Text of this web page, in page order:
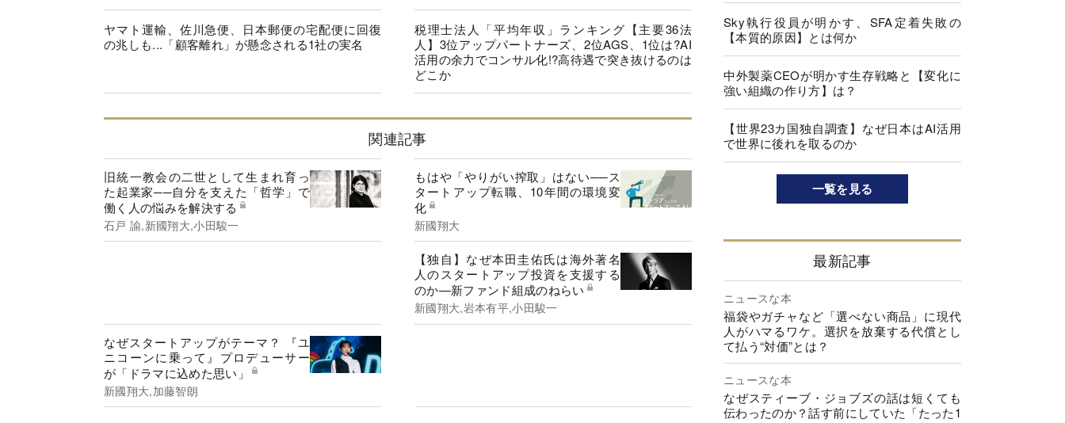
ヤマト運輸、佐川急便、日本郵便の宅配便に回復
の兆しも...「顧客離れ」が懸念される1社の実名
税理士法人「平均年収」ランキング【主要36法
人】3位アップパートナーズ、2位AGS、1位は?AI
活用の余力でコンサル化!?高待遇で突き抜けるのは
どこか
関連記事
旧統一教会の二世として生まれ育っ
た起業家──自分を支えた「哲学」で
働く人の悩みを解決する
石戸 諭,新國翔大,小田駿一
もはや「やりがい搾取」はない──ス
タートアップ転職、10年間の環境変
化
新國翔大
【独自】なぜ本田圭佑氏は海外著名
人のスタートアップ投資を支援する
のか—新ファンド組成のねらい
新國翔大,岩本有平,小田駿一
なぜスタートアップがテーマ？ 『ユ
ニコーンに乗って』プロデューサー
が「ドラマに込めた思い」
新國翔大,加藤智朗
Sky執行役員が明かす、SFA定着失敗の
【本質的原因】とは何か
中外製薬CEOが明かす生存戦略と【変化に
強い組織の作り方】は？
【世界23カ国独自調査】なぜ日本はAI活用
で世界に後れを取るのか
一覧を見る
最新記事
ニュースな本
福袋やガチャなど「選べない商品」に現代
人がハマるワケ。選択を放棄する代償とし
て払う“対価”とは？
ニュースな本
なぜスティーブ・ジョブズの話は短くても
伝わったのか？話す前にしていた「たった1